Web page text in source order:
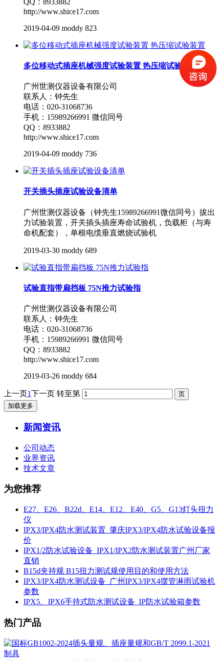
http://www.shice17.com
2019-04-09 moddy 823
多位移动式插座机械强度试验装置 热压缩试验装置
广州世测仪器设备有限公司
联系人：钟先生
电话：020-31068736
手机：15989266991 微信同号
QQ：8933882
http://www.shice17.com
2019-04-09 moddy 736
开关插头插座试验设备清单
广州世测仪器设备（钟先生15989266991微信同号）拔出
力试验装置，开关插头插座寿命试验机，负载柜（与寿
命机配套），单根电缆垂直燃烧试验机
2019-03-30 moddy 689
试验直指带扁挡板 75N推力试验指
广州世测仪器设备有限公司
联系人：钟先生
电话：020-31068736
手机：15989266991 微信同号
QQ：8933882
http://www.shice17.com
2019-03-26 moddy 684
上一页1下一页 转至第
加载更多
新闻资讯
公司动态
业界资讯
技术文章
为您推荐
E27、E26、B22d、E14、E12、E40、G5、G13灯头扭力
仪
IPX3/IPX4防水测试装置_肇庆IPX3/IPX4防水试验设备报
价
IPX1/2防水试验设备_IPX1/IPX2防水测试装置广州厂家
直销
B15d夹持规 B15扭力测试规使用目的和使用方法
IPX3/IPX4防水测试设备_广州IPX3/IPX4摆管淋雨试验机
参数
IPX5、IPX6手持式防水测试设备_IP防水试验箱参数
热门产品